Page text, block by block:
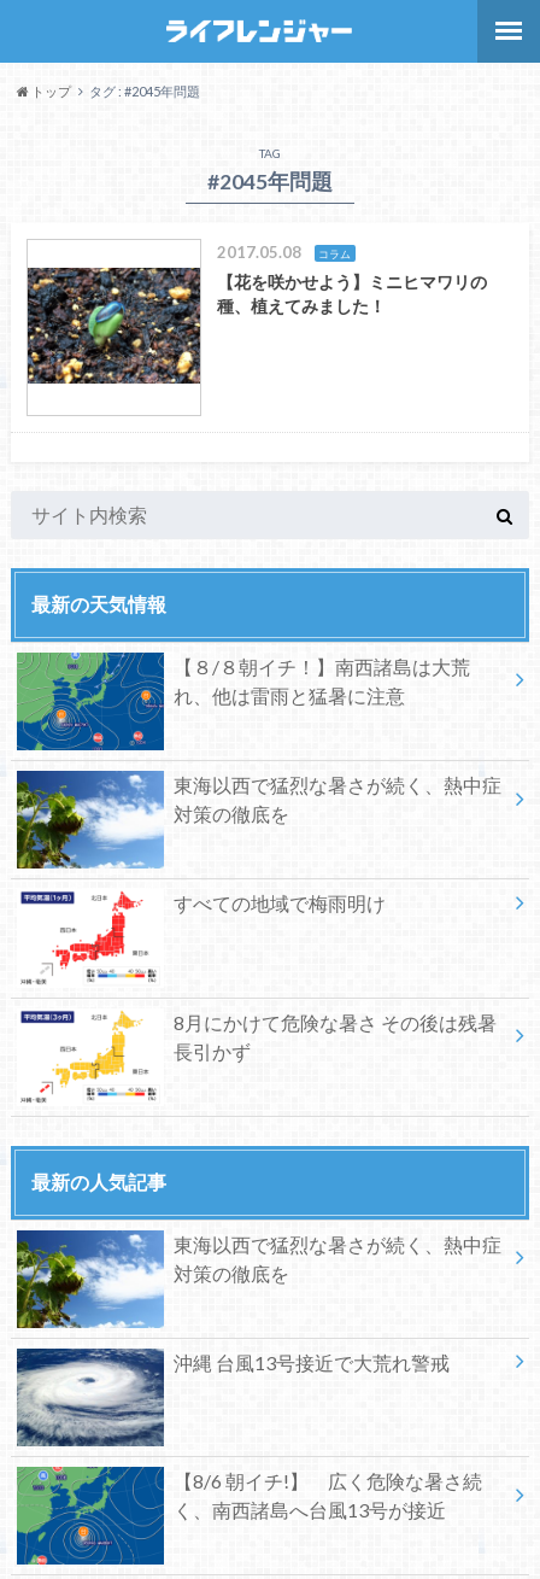
トップ タグ : #2045年問題
TAG
#2045年問題
2017.05.08 コラム
【花を咲かせよう】ミニヒマワリの
種、植えてみました！
最新の天気情報
【８/８朝イチ！】南西諸島は大荒
れ、他は雷雨と猛暑に注意
東海以西で猛烈な暑さが続く、熱中症
対策の徹底を
すべての地域で梅雨明け
8月にかけて危険な暑さ その後は残暑
長引かず
最新の人気記事
東海以西で猛烈な暑さが続く、熱中症
対策の徹底を
沖縄 台風13号接近で大荒れ警戒
【8/6 朝イチ!】 広く危険な暑さ続
く、南西諸島へ台風13号が接近